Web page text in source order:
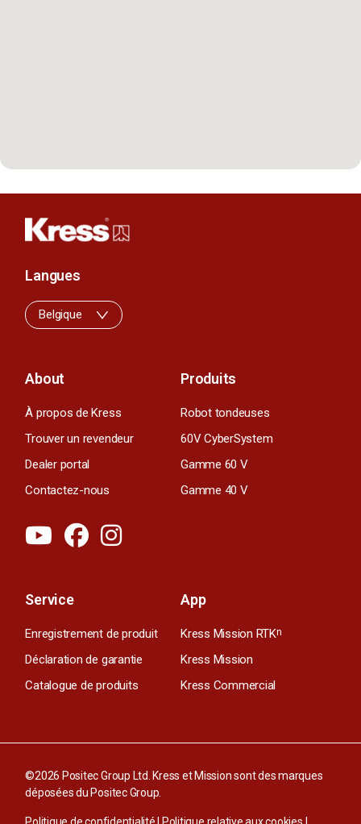
About
À propos de Kress
Trouver un revendeur
Dealer portal
Contactez-nous
Produits
Robot tondeuses
60V CyberSystem
Gamme 60 V
Gamme 40 V
Service
Enregistrement de produit
Déclaration de garantie
Catalogue de produits
App
Kress Mission RTKn
Kress Mission
Kress Commercial
Langues
Belgique
©2026 Positec Group Ltd. Kress et Mission sont des marques
déposées du Positec Group.